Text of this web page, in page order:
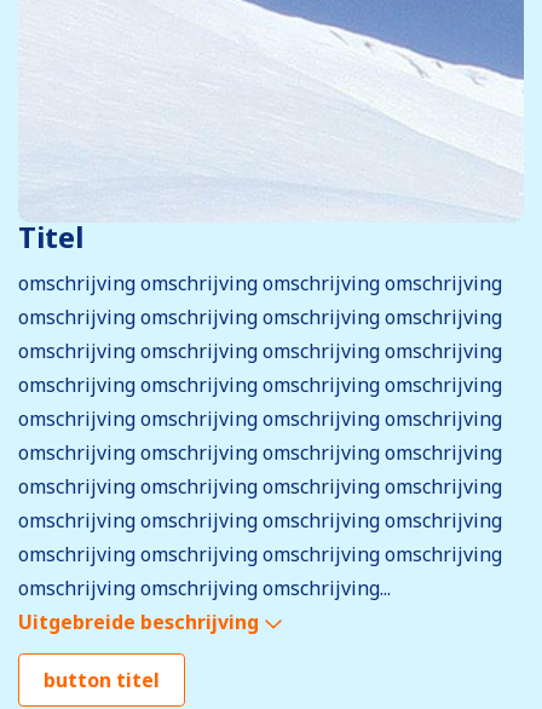
Titel
omschrijving omschrijving omschrijving omschrijving
omschrijving omschrijving omschrijving omschrijving
omschrijving omschrijving omschrijving omschrijving
omschrijving omschrijving omschrijving omschrijving
omschrijving omschrijving omschrijving omschrijving
omschrijving omschrijving omschrijving omschrijving
omschrijving omschrijving omschrijving omschrijving
omschrijving omschrijving omschrijving omschrijving
omschrijving omschrijving omschrijving omschrijving
omschrijving omschrijving omschrijving...
Uitgebreide beschrijving
button titel